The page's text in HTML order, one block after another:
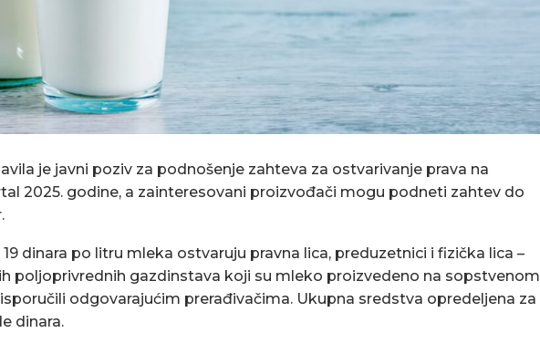
je javni poziv za podnošenje zahteva za ostvarivanje prava na
2025. godine, a zainteresovani proizvođači mogu podneti zahtev do
dinara po litru mleka ostvaruju pravna lica, preduzetnici i fizička lica –
poljoprivrednih gazdinstava koji su mleko proizvedeno na sopstvenom
odgovarajućim prerađivačima. Ukupna sredstva opredeljena za
dinara.